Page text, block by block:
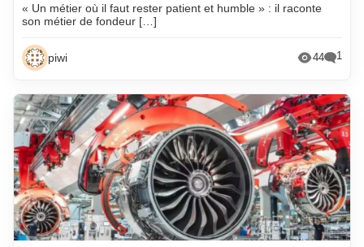
« Un métier où il faut rester patient et humble » : il raconte
son métier de fondeur […]
piwi 44 1